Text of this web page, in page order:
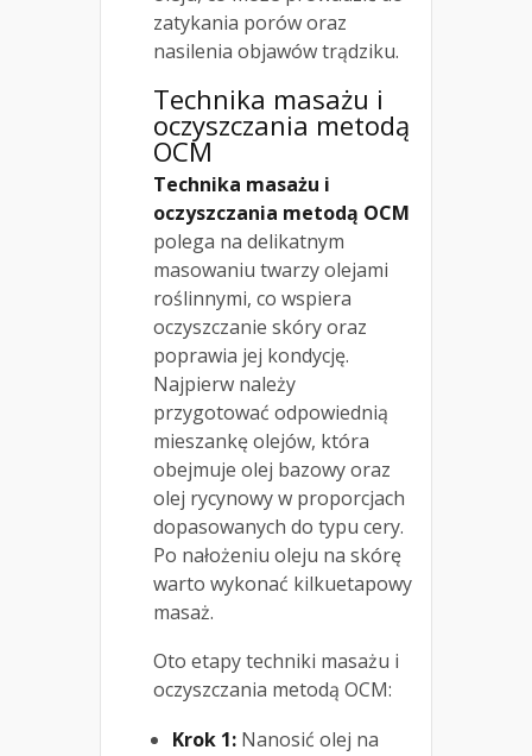
zatykania porów oraz
nasilenia objawów trądziku.
Technika masażu i
oczyszczania metodą
OCM
Technika masażu i
oczyszczania metodą OCM
polega na delikatnym
masowaniu twarzy olejami
roślinnymi, co wspiera
oczyszczanie skóry oraz
poprawia jej kondycję.
Najpierw należy
przygotować odpowiednią
mieszankę olejów, która
obejmuje olej bazowy oraz
olej rycynowy w proporcjach
dopasowanych do typu cery.
Po nałożeniu oleju na skórę
warto wykonać kilkuetapowy
masaż.
Oto etapy techniki masażu i
oczyszczania metodą OCM:
Krok 1: Nanosić olej na